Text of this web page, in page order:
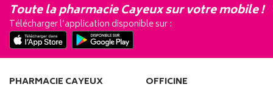
Toute la pharmacie Cayeux sur votre mobile !
Télécharger l’application disponible sur :
PHARMACIE CAYEUX OFFICINE